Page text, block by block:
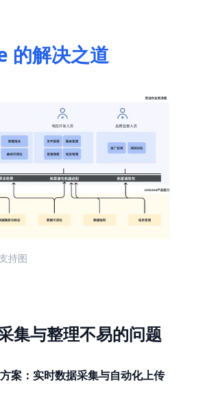
的解决之道
持图
集与整理不易的问题
案：实时数据采集与自动化上传